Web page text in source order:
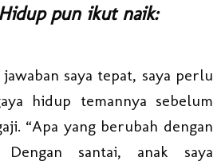
pun ikut naik:
saya tepat, saya perlu
hidup temannya sebelum
“Apa yang berubah dengan
Dengan santai, anak saya